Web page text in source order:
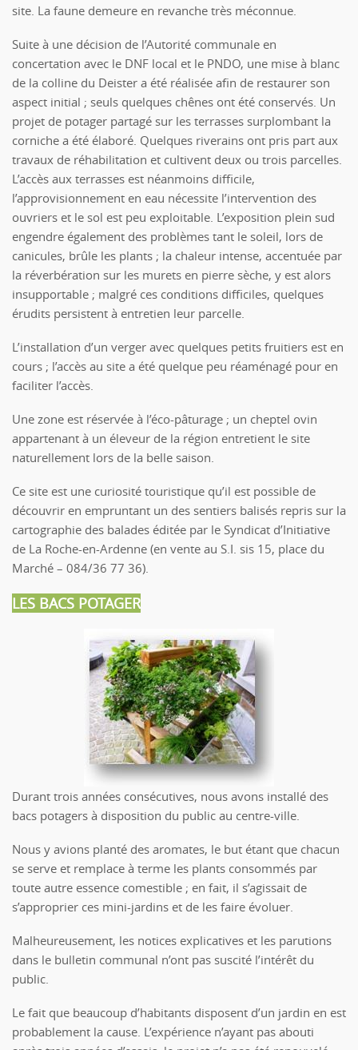
site. La faune demeure en revanche très méconnue.
Suite à une décision de l’Autorité communale en
concertation avec le DNF local et le PNDO, une mise à blanc
de la colline du Deister a été réalisée afin de restaurer son
aspect initial ; seuls quelques chênes ont été conservés. Un
projet de potager partagé sur les terrasses surplombant la
corniche a été élaboré. Quelques riverains ont pris part aux
travaux de réhabilitation et cultivent deux ou trois parcelles.
L’accès aux terrasses est néanmoins difficile,
l’approvisionnement en eau nécessite l’intervention des
ouvriers et le sol est peu exploitable. L’exposition plein sud
engendre également des problèmes tant le soleil, lors de
canicules, brûle les plants ; la chaleur intense, accentuée par
la réverbération sur les murets en pierre sèche, y est alors
insupportable ; malgré ces conditions difficiles, quelques
érudits persistent à entretien leur parcelle.
L’installation d’un verger avec quelques petits fruitiers est en
cours ; l’accès au site a été quelque peu réaménagé pour en
faciliter l’accès.
Une zone est réservée à l’éco-pâturage ; un cheptel ovin
appartenant à un éleveur de la région entretient le site
naturellement lors de la belle saison.
Ce site est une curiosité touristique qu’il est possible de
découvrir en empruntant un des sentiers balisés repris sur la
cartographie des balades éditée par le Syndicat d’Initiative
de La Roche-en-Ardenne (en vente au S.I. sis 15, place du
Marché – 084/36 77 36).
LES BACS POTAGER
Durant trois années consécutives, nous avons installé des
bacs potagers à disposition du public au centre-ville.
Nous y avions planté des aromates, le but étant que chacun
se serve et remplace à terme les plants consommés par
toute autre essence comestible ; en fait, il s’agissait de
s’approprier ces mini-jardins et de les faire évoluer.
Malheureusement, les notices explicatives et les parutions
dans le bulletin communal n’ont pas suscité l’intérêt du
public.
Le fait que beaucoup d’habitants disposent d’un jardin en est
probablement la cause. L’expérience n’ayant pas abouti